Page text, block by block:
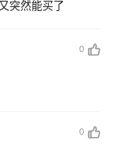
突然能买了
0
0